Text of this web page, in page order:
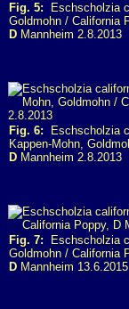
Fig. 5: Eschscholzia
Goldmohn / California
D Mannheim 2.8.2013
Fig. 6: Eschscholzia
Kappen-Mohn,
D Mannheim 2.8.2013
Fig. 7: Eschscholzia
Goldmohn / California
D Mannheim 13.6.2015